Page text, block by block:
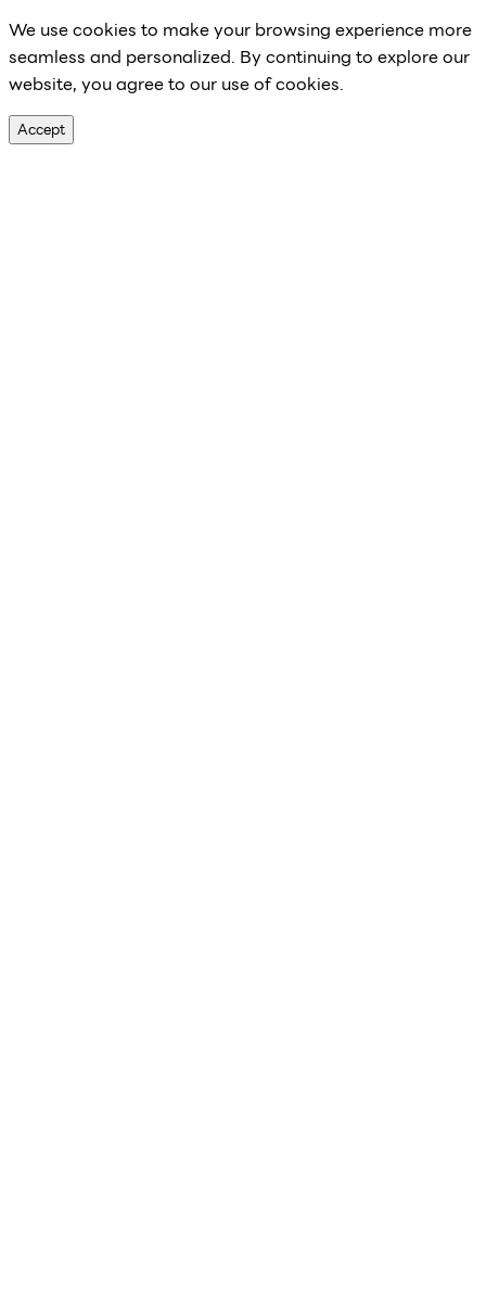
We use cookies to make your browsing experience more
seamless and personalized. By continuing to explore our
website, you agree to our use of cookies.
Accept